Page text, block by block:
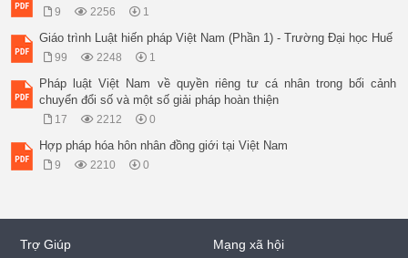
9 2256 1
Giáo trình Luật hiến pháp Việt Nam (Phần 1) - Trường Đại học Huế
99 2248 1
Pháp luật Việt Nam về quyền riêng tư cá nhân trong bối cảnh
chuyển đổi số và một số giải pháp hoàn thiện
17 2212 0
Hợp pháp hóa hôn nhân đồng giới tại Việt Nam
9 2210 0
Trợ Giúp Mạng xã hội